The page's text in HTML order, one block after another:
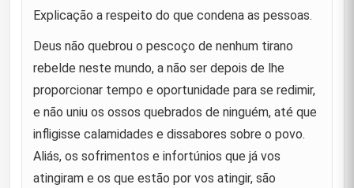
6
Ao ser aconselhado a não perseguir Talha e Zubayr
por brigarem, ele disse: "Estou lutando!"
7 Os hipócritas
8 Sobre Zubayr em um momento apropriado.
9 Covardia de seus inimigos na Batalha do Camelo
Explicação a respeito do que condena as pessoas.
Deus não quebrou o pescoço de nenhum tirano
rebelde neste mundo, a não ser depois de lhe
proporcionar tempo e oportunidade para se redimir,
e não uniu os ossos quebrados de ninguém, até que
infligisse calamidades e dissabores sobre o povo.
Aliás, os sofrimentos e infortúnios que já vos
atingiram e os que estão por vos atingir, são